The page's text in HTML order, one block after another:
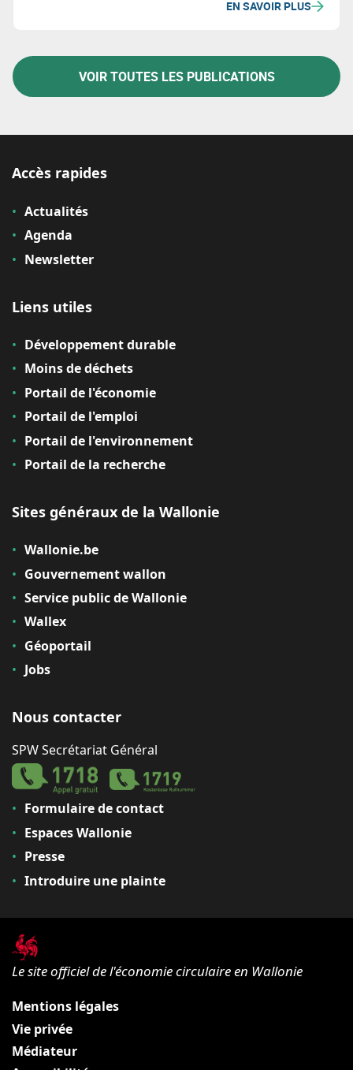
en quatre catégories : cadre habilitant, entreprises,
EN SAVOIR PLUS
VOIR TOUTES LES PUBLICATIONS
Accès rapides
Actualités
Agenda
Newsletter
Liens utiles
Développement durable
Moins de déchets
Portail de l'économie
Portail de l'emploi
Portail de l'environnement
Portail de la recherche
Sites généraux de la Wallonie
Wallonie.be
Gouvernement wallon
Service public de Wallonie
Wallex
Géoportail
Jobs
Nous contacter
SPW Secrétariat Général
Formulaire de contact
Espaces Wallonie
Presse
Introduire une plainte
Le site officiel de l'économie circulaire en Wallonie
Mentions légales
Vie privée
Médiateur